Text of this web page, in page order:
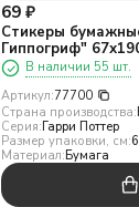
69 ₽
Стикеры
Гиппогриф"
В наличии 55 шт.
Артикул:77700
Страна производства:
Серия:Гарри Поттер
Размер упаковки, см:
Материал:Бумага